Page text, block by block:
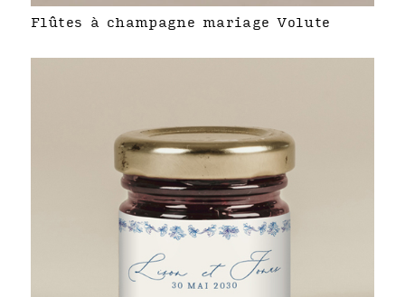
Flûtes à champagne mariage Volute